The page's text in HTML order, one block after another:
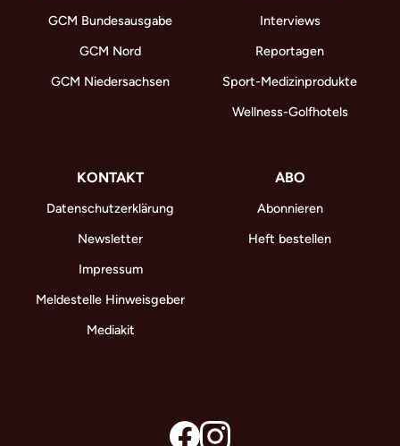
GCM Bundesausgabe
GCM Nord
GCM Niedersachsen
Interviews
Reportagen
Sport-Medizinprodukte
Wellness-Golfhotels
KONTAKT
Datenschutzerklärung
Newsletter
Impressum
Meldestelle Hinweisgeber
Mediakit
ABO
Abonnieren
Heft bestellen